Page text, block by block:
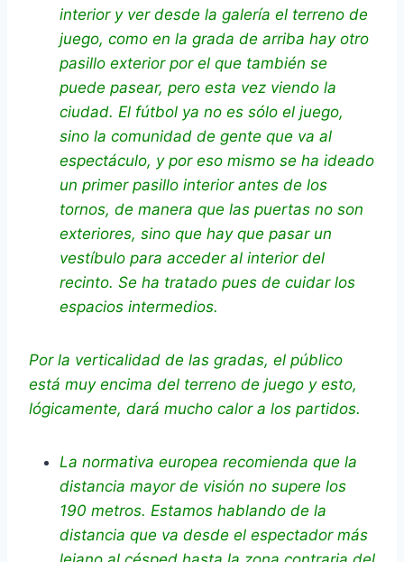
interior y ver desde la galería el terreno de
juego, como en la grada de arriba hay otro
pasillo exterior por el que también se
puede pasear, pero esta vez viendo la
ciudad. El fútbol ya no es sólo el juego,
sino la comunidad de gente que va al
espectáculo, y por eso mismo se ha ideado
un primer pasillo interior antes de los
tornos, de manera que las puertas no son
exteriores, sino que hay que pasar un
vestíbulo para acceder al interior del
recinto. Se ha tratado pues de cuidar los
espacios intermedios.
Por la verticalidad de las gradas, el público
está muy encima del terreno de juego y esto,
lógicamente, dará mucho calor a los partidos.
La normativa europea recomienda que la
distancia mayor de visión no supere los
190 metros. Estamos hablando de la
distancia que va desde el espectador más